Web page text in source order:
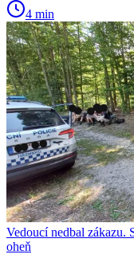
4 min
Vedoucí nedbal zákazu.
oheň